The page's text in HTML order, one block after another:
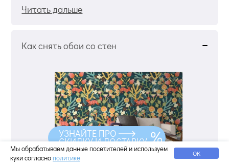
Читать дальше
Как снять обои со стен
Мы обрабатываем данные посетителей и используем
куки согласно политике ОК
УЗНАЙТЕ ПРО
СКИДКУ И ДОСТАВКУ